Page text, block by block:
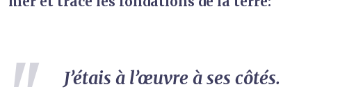
J’étais à l’œuvre à ses côtés.